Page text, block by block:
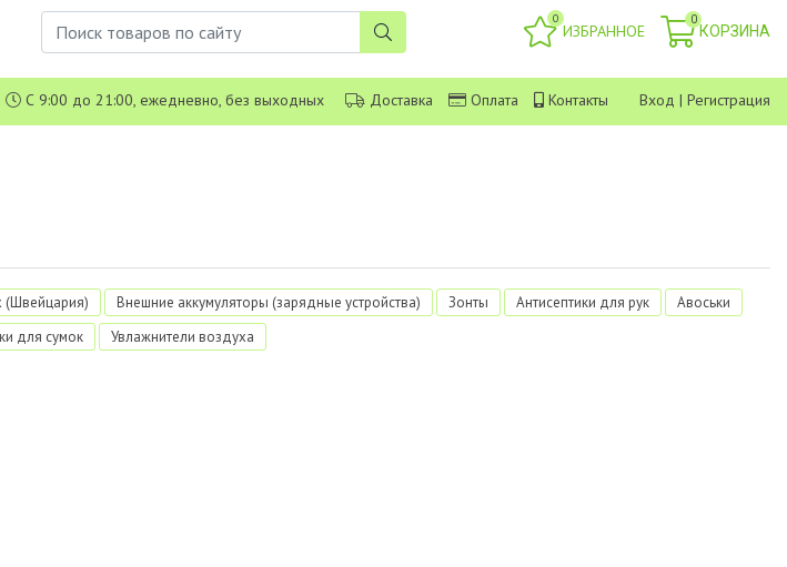
0
ИЗБРАННОЕ
0
КОРЗИНА
С 9:00 до 21:00, ежедневно, без выходных Доставка Оплата Контакты Вход | Регистрация
(Швейцария) Внешние аккумуляторы (зарядные устройства) Зонты Антисептики для рук
Авоськи
для сумок Увлажнители воздуха